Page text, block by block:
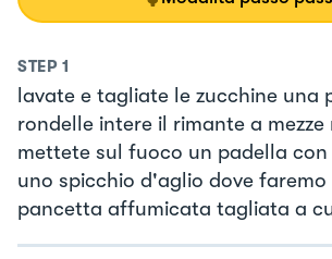
STEP 1
lavate e tagliate le zucchine una
rondelle intere il rimante a mezze
mettete sul fuoco un padella
uno spicchio d'aglio dove
pancetta affumicata tagliata a